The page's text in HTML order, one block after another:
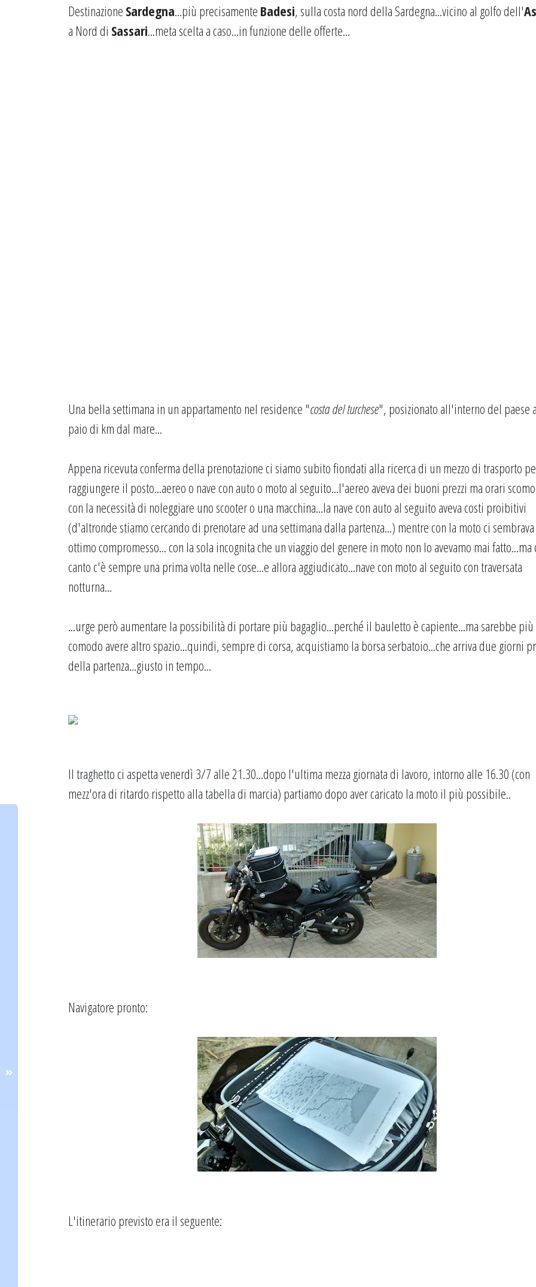
Destinazione Sardegna...più precisamente Badesi, sulla costa nord della Sardegna...vicino al golfo dell'
a Nord di Sassari...meta scelta a caso...in funzione delle offerte...
Una bella settimana in un appartamento nel residence "costa del turchese", posizionato all'interno del paese
paio di km dal mare...
Appena ricevuta conferma della prenotazione ci siamo subito fiondati alla ricerca di un mezzo di trasporto
raggiungere il posto...aereo o nave con auto o moto al seguito...l'aereo aveva dei buoni prezzi ma orari
con la necessità di noleggiare uno scooter o una macchina...la nave con auto al seguito aveva costi proibitivi
(d'altronde stiamo cercando di prenotare ad una settimana dalla partenza...) mentre con la moto ci
ottimo compromesso... con la sola incognita che un viaggio del genere in moto non lo avevamo mai
canto c'è sempre una prima volta nelle cose...e allora aggiudicato...nave con moto al seguito con traversata
notturna...
...urge però aumentare la possibilità di portare più bagaglio...perché il bauletto è capiente...ma sarebbe più
comodo avere altro spazio...quindi, sempre di corsa, acquistiamo la borsa serbatoio...che arriva due giorni
della partenza...giusto in tempo...
Il traghetto ci aspetta venerdì 3/7 alle 21.30...dopo l'ultima mezza giornata di lavoro, intorno alle 16.30 (con
mezz'ora di ritardo rispetto alla tabella di marcia) partiamo dopo aver caricato la moto il più possibile..
Navigatore pronto:
L'itinerario previsto era il seguente: